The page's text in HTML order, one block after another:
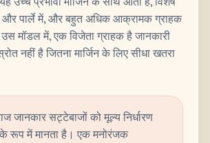
और पार्ले में, और बहुत अधिक आक्रामक ग्राहक
मॉडल में, एक विजेता ग्राहक है जानकारी
नहीं है जितना मार्जिन के लिए सीधा खतरा
जानकार सट्टेबाजों को मूल्य निर्धारण
रूप में मानता है। एक मनोरंजक